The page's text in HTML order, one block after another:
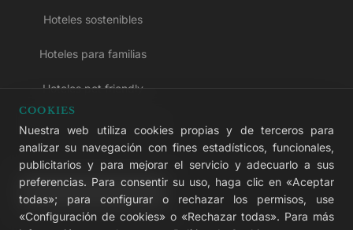
Hoteles sostenibles
Hoteles para familias
Hoteles pet friendly
Hoteles solo para adultos
Hoteles todo incluido
LIVVO Plus
COOKIES
Nuestra web utiliza cookies propias y de terceros para
analizar su navegación con fines estadísticos, funcionales,
publicitarios y para mejorar el servicio y adecuarlo a sus
preferencias. Para consentir su uso, haga clic en «Aceptar
todas»; para configurar o rechazar los permisos, use
«Configuración de cookies» o «Rechazar todas». Para más